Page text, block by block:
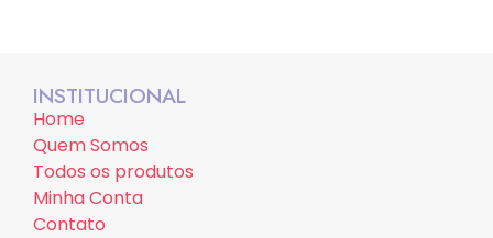
INSTITUCIONAL
Home
Quem Somos
Todos os produtos
Minha Conta
Contato